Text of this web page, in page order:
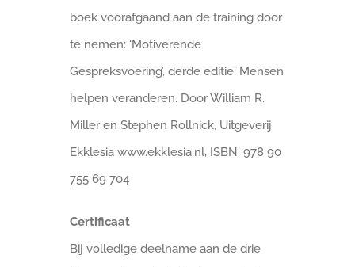
boek voorafgaand aan de training door
te nemen: ‘Motiverende
Gespreksvoering’, derde editie: Mensen
helpen veranderen. Door William R.
Miller en Stephen Rollnick, Uitgeverij
Ekklesia www.ekklesia.nl, ISBN: 978 90
755 69 704
Certificaat
Bij volledige deelname aan de drie